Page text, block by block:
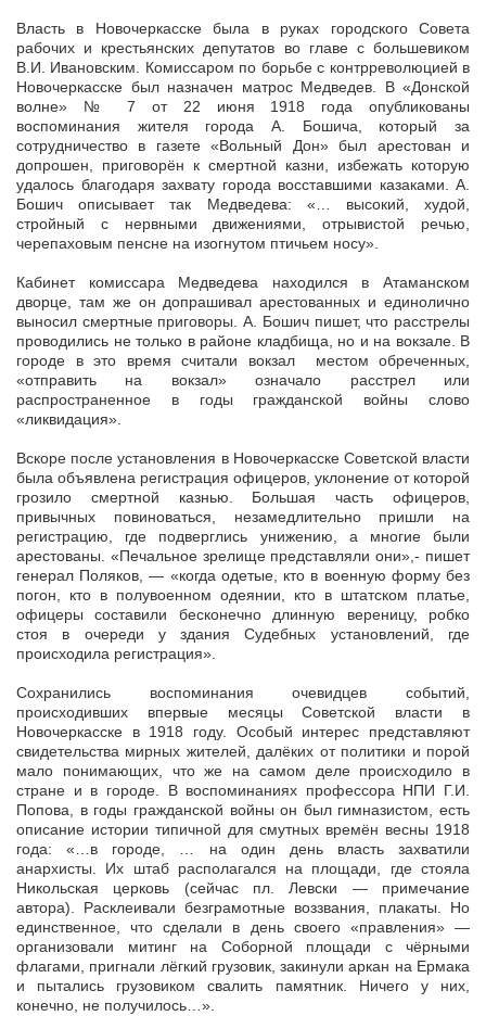
Власть в Новочеркасске была в руках городского Совета
рабочих и крестьянских депутатов во главе с большевиком
В.И. Ивановским. Комиссаром по борьбе с контрреволюцией в
Новочеркасске был назначен матрос Медведев. В «Донской
волне» № 7 от 22 июня 1918 года опубликованы
воспоминания жителя города А. Бошича, который за
сотрудничество в газете «Вольный Дон» был арестован и
допрошен, приговорён к смертной казни, избежать которую
удалось благодаря захвату города восставшими казаками. А.
Бошич описывает так Медведева: «… высокий, худой,
стройный с нервными движениями, отрывистой речью,
черепаховым пенсне на изогнутом птичьем носу».
Кабинет комиссара Медведева находился в Атаманском
дворце, там же он допрашивал арестованных и единолично
выносил смертные приговоры. А. Бошич пишет, что расстрелы
проводились не только в районе кладбища, но и на вокзале. В
городе в это время считали вокзал местом обреченных,
«отправить на вокзал» означало расстрел или
распространенное в годы гражданской войны слово
«ликвидация».
Вскоре после установления в Новочеркасске Советской власти
была объявлена регистрация офицеров, уклонение от которой
грозило смертной казнью. Большая часть офицеров,
привычных повиноваться, незамедлительно пришли на
регистрацию, где подверглись унижению, а многие были
арестованы. «Печальное зрелище представляли они»,- пишет
генерал Поляков, — «когда одетые, кто в военную форму без
погон, кто в полувоенном одеянии, кто в штатском платье,
офицеры составили бесконечно длинную вереницу, робко
стоя в очереди у здания Судебных установлений, где
происходила регистрация».
Сохранились воспоминания очевидцев событий,
происходивших впервые месяцы Советской власти в
Новочеркасске в 1918 году. Особый интерес представляют
свидетельства мирных жителей, далёких от политики и порой
мало понимающих, что же на самом деле происходило в
стране и в городе. В воспоминаниях профессора НПИ Г.И.
Попова, в годы гражданской войны он был гимназистом, есть
описание истории типичной для смутных времён весны 1918
года: «…в городе, … на один день власть захватили
анархисты. Их штаб располагался на площади, где стояла
Никольская церковь (сейчас пл. Левски — примечание
автора). Расклеивали безграмотные воззвания, плакаты. Но
единственное, что сделали в день своего «правления» —
организовали митинг на Соборной площади с чёрными
флагами, пригнали лёгкий грузовик, закинули аркан на Ермака
и пытались грузовиком свалить памятник. Ничего у них,
конечно, не получилось…».